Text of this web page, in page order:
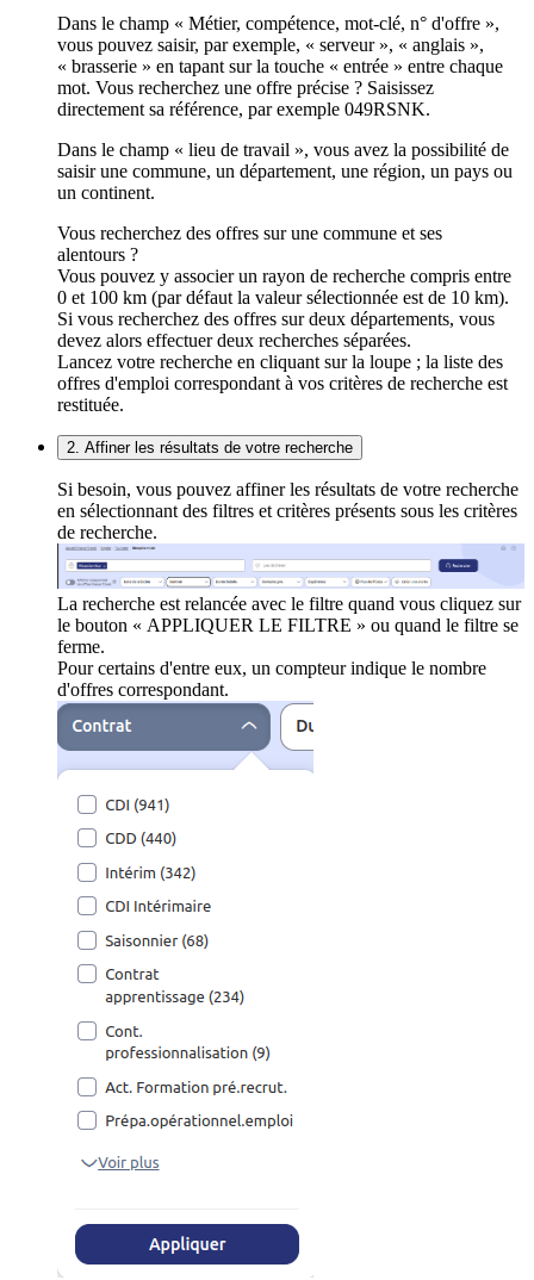
Dans le champ « Métier, compétence, mot-clé, n° d'offre »,
vous pouvez saisir, par exemple, « serveur », « anglais »,
« brasserie » en tapant sur la touche « entrée » entre chaque
mot. Vous recherchez une offre précise ? Saisissez
directement sa référence, par exemple 049RSNK.
Dans le champ « lieu de travail », vous avez la possibilité de
saisir une commune, un département, une région, un pays ou
un continent.
Vous recherchez des offres sur une commune et ses
alentours ?
Vous pouvez y associer un rayon de recherche compris entre
0 et 100 km (par défaut la valeur sélectionnée est de 10 km).
Si vous recherchez des offres sur deux départements, vous
devez alors effectuer deux recherches séparées.
Lancez votre recherche en cliquant sur la loupe ; la liste des
offres d'emploi correspondant à vos critères de recherche est
restituée.
2. Affiner les résultats de votre recherche
Si besoin, vous pouvez affiner les résultats de votre recherche
en sélectionnant des filtres et critères présents sous les critères
de recherche.
La recherche est relancée avec le filtre quand vous cliquez sur
le bouton « APPLIQUER LE FILTRE » ou quand le filtre se
ferme.
Pour certains d'entre eux, un compteur indique le nombre
d'offres correspondant.